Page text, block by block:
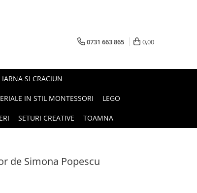
0731 663 865 0,00
IARNA SI CRACIUN
IN STIL MONTESSORI LEGO
SETURI CREATIVE TOAMNA
de Simona Popescu